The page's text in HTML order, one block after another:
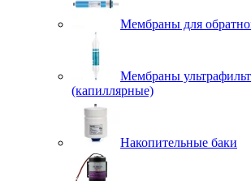
Мембраны для
Мембраны
(капиллярные)
Накопительные баки